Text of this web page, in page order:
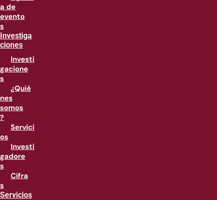
a de
evento
s
Investiga
ciones
Investi
gacione
s
¿Quié
nes
somos
?
Servici
os
Investi
gadore
s
Cifra
s
Servicios